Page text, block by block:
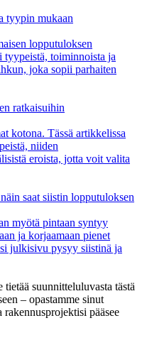
tyypin mukaan
lopputuloksen
tyypeistä, toiminnoista ja
joka sopii parhaiten
ratkaisuihin
kotona. Tässä artikkelissa
niiden
eroista, jotta voit valita
saat siistin lopputuloksen
myötä pintaan syntyy
ja korjaamaan pienet
julkisivu pysyy siistinä ja
suunnitteluluvasta tästä
– opastamme sinut
rakennusprojektisi pääsee